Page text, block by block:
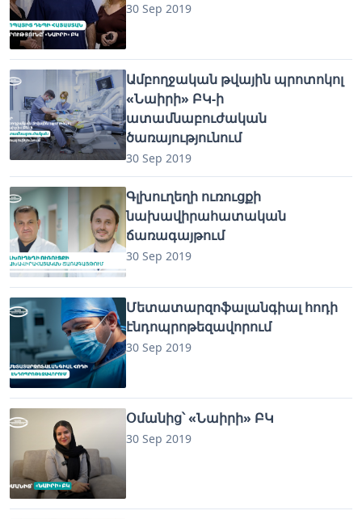
30 Sep 2019
Ամբողջական թվային պրոտոկոլ
«Նաիրի» ԲԿ-ի
ատամնաբուժական
ծառայությունում
30 Sep 2019
Գլխուղեղի ուռուցքի
նախավիրահատական
ճառագայթում
30 Sep 2019
Մետատարզոֆալանգիալ հոդի
էնդոպրոթեզավորում
30 Sep 2019
Օմանից՝ «Նաիրի» ԲԿ
30 Sep 2019